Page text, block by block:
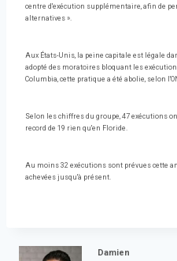
centre d'exécution supplémentaire, afin de
alternatives ».
Aux États-Unis, la peine capitale est légale
adopté des moratoires bloquant les
Columbia, cette pratique a été abolie, selon
Selon les chiffres du groupe, 47 exécutions
record de 19 rien qu'en Floride.
Au moins 32 exécutions sont prévues cette
achevées jusqu'à présent.
Damien